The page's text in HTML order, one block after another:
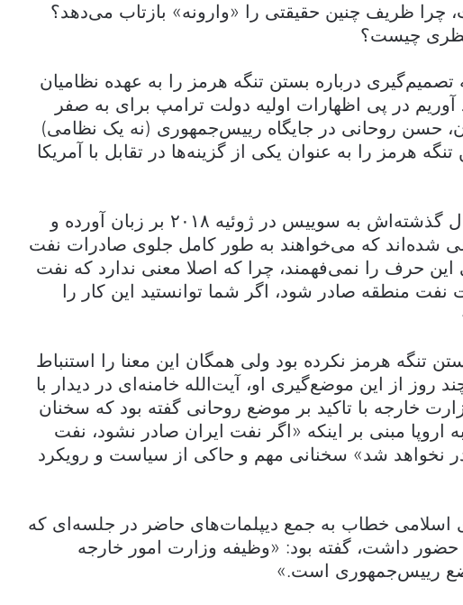
ظریف چنین حقیقتی را «وارونه» بازتاب می‌دهد؟
نظری چیست؟
درباره بستن تنگه هرمز را به عهده نظامیان
در پی اظهارات اولیه دولت ترامپ برای به صفر
‌حسن روحانی در جایگاه رییس‌جمهوری (نه یک نظامی)
هرمز را به عنوان یکی از گزینه‌ها در تقابل با آمریکا
او این سخن را در سفر سال گذشته‌اش به سوییس در ژوئیه ۲۰۱۸ بر زبان آورده و
شده‌اند که می‌خواهند به طور کامل جلوی صادرات نفت
این حرف را نمی‌فهمند، چرا که اصلا معنی ندارد که نفت
منطقه صادر شود، اگر شما توانستید این کار را
تنگه هرمز نکرده بود ولی همگان این معنا را استنباط
روز از این موضع‌گیری او، آیت‌الله خامنه‌ای در دیدار با
خارجه با تاکید بر موضع روحانی گفته بود که سخنان
مبنی بر اینکه «اگر نفت ایران صادر نشود، نفت
نخواهد شد» سخنانی مهم و حاکی از سیاست و رویکرد
اسلامی خطاب به جمع دیپلمات‌های حاضر در جلسه‌ای که
حضور داشت، گفته بود: «وظیفه وزارت امور خارجه
رییس‌جمهوری است.»